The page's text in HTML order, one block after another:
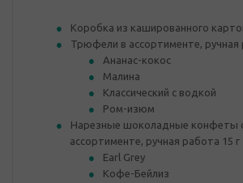
Коробка из кашированного
Трюфели в ассортименте, ручная
Ананас-кокос
Малина
Классический с водкой
Ром-изюм
Нарезные шоколадные конфеты
ассортименте, ручная работа 15
Earl Grey
Кофе-Бейлиз